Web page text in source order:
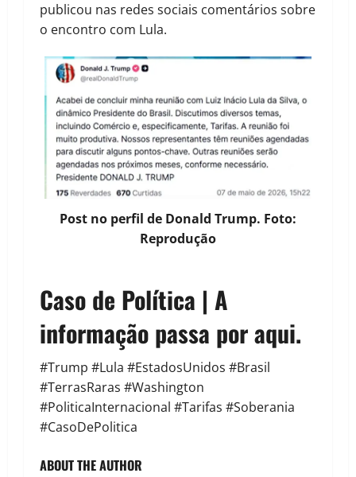
publicou nas redes sociais comentários sobre
o encontro com Lula.
Post no perfil de Donald Trump. Foto:
Reprodução
Caso de Política | A
informação passa por aqui.
#Trump #Lula #EstadosUnidos #Brasil
#TerrasRaras #Washington
#PoliticaInternacional #Tarifas #Soberania
#CasoDePolitica
ABOUT THE AUTHOR